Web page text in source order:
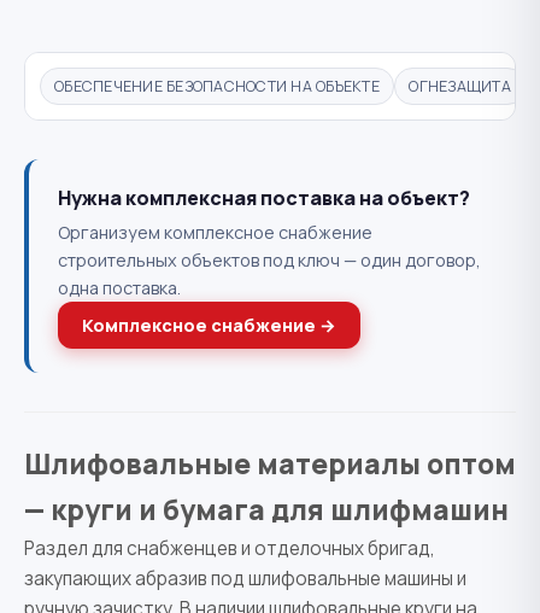
ОБЕСПЕЧЕНИЕ БЕЗОПАСНОСТИ НА ОБЪЕКТЕ ОГНЕЗАЩИТА
Нужна комплексная поставка на объект?
Организуем комплексное снабжение
строительных объектов под ключ — один договор,
одна поставка.
Комплексное снабжение →
Шлифовальные материалы оптом
— круги и бумага для шлифмашин
Раздел для снабженцев и отделочных бригад,
закупающих абразив под шлифовальные машины и